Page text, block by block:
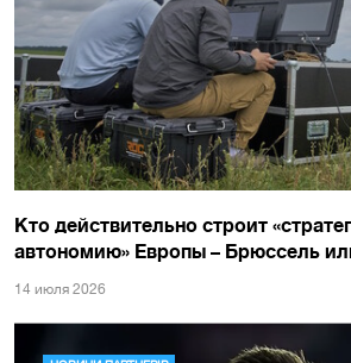
Кто действительно строит
автономию» Европы – Брюссель
14 июля 2026